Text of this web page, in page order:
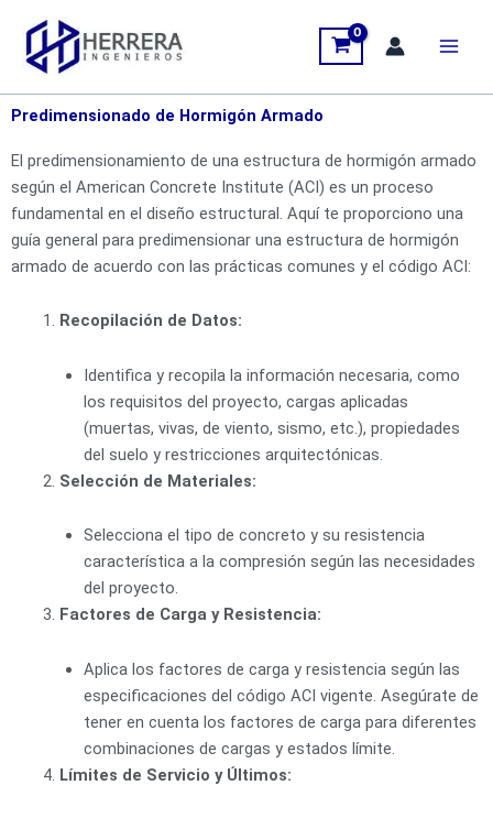
contenido
Predimensionado de Hormigón Armado
El predimensionamiento de una estructura de hormigón armado
según el American Concrete Institute (ACI) es un proceso
fundamental en el diseño estructural. Aquí te proporciono una
guía general para predimensionar una estructura de hormigón
armado de acuerdo con las prácticas comunes y el código ACI:
Recopilación de Datos:
Identifica y recopila la información necesaria, como
los requisitos del proyecto, cargas aplicadas
(muertas, vivas, de viento, sismo, etc.), propiedades
del suelo y restricciones arquitectónicas.
Selección de Materiales:
Selecciona el tipo de concreto y su resistencia
característica a la compresión según las necesidades
del proyecto.
Factores de Carga y Resistencia:
Aplica los factores de carga y resistencia según las
especificaciones del código ACI vigente. Asegúrate de
tener en cuenta los factores de carga para diferentes
combinaciones de cargas y estados límite.
Límites de Servicio y Últimos: